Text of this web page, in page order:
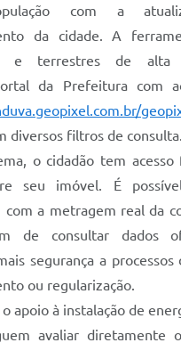
com a
da cidade. A
e terrestres de alta
da Prefeitura com
diversos filtros de consulta.
o cidadão tem acesso
seu imóvel. É
com a metragem real da
de consultar dados
segurança a processos
ou regularização.
apoio à instalação de
avaliar diretamente